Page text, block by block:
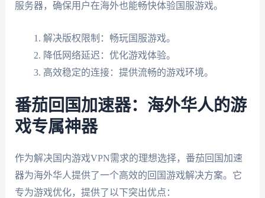
服务器，确保用户在海外也能畅快体验国服游戏。
解决版权限制：畅玩国服游戏。
降低网络延迟：优化游戏体验。
高效稳定的连接：提供流畅的游戏环境。
番茄回国加速器：海外华人的游
戏专属神器
作为解决国内游戏VPN需求的理想选择，番茄回国加速
器为海外华人提供了一个高效的回国游戏解决方案。它
专为游戏优化，提供了以下突出优点：